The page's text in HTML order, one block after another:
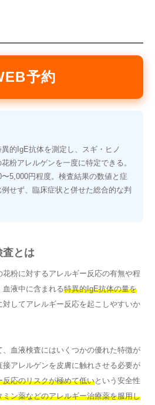
予約
的IgE抗体を測定し、スギ・ヒノ
粉アレルゲンを一度に特定できる。
5,000円程度。検査結果の数値と症
せず、臨床症状と併せた総合的な判
査とは
粉に対するアレルギー反応の有無や程
血液中に含まれる特異的IgE抗体の量を
してアレルギー反応を起こしやすいか
血液検査にはいくつかの優れた特徴が
アレルゲンを皮膚に触れさせる必要が
反応のリスクが極めて低いという安全性
ミン薬などのアレルギー治療薬を服用し